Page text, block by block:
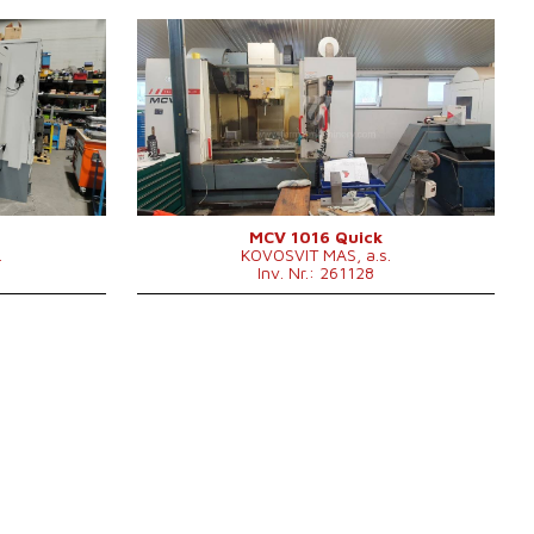
x 600 mm
/min.
.
3000 x
Baujahr:
Kontrollsystem
ja
Steuerung Heidenhain
TNC 530
Aufspanntischfläche
1300 x 600
mm
X Weg
1016 mm
Y Weg
610 mm
Z Weg
710 mm
0 - 10000
Anzahl der Achsen
3
Druck der IKZ
bar
MCV 1016 Quick
KOVOSVIT MAS, a.s.
Inv. Nr.: 261128